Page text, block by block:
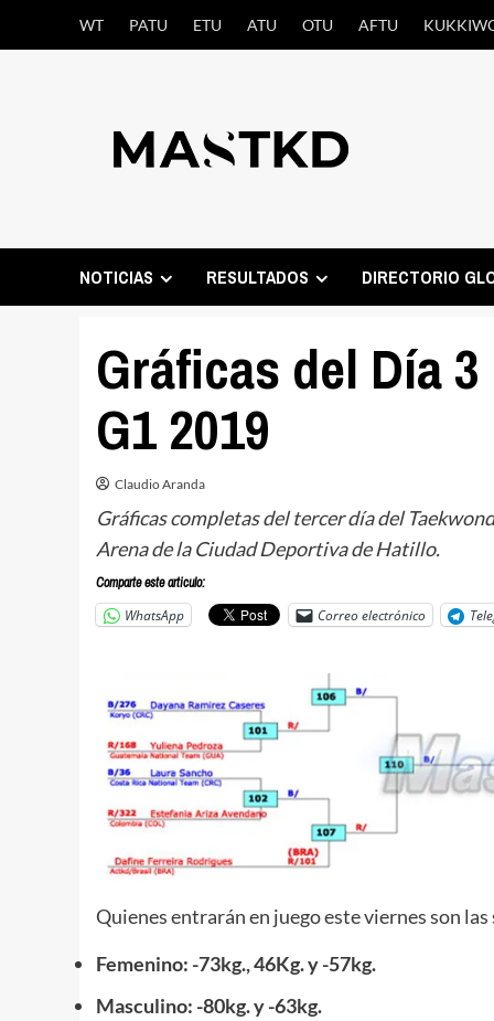
WT PATU ETU ATU OTU AFTU
NOTICIAS RESULTADOS DIRECTORIO
Gráficas del Día
G1 2019
Claudio Aranda
Gráficas completas del tercer día del
Arena de la Ciudad Deportiva de Hatillo.
Comparte este articulo:
WhatsApp Correo electrónico
Quienes entrarán en juego este viernes son
Femenino: -73kg., 46Kg. y -57kg.
Masculino: -80kg. y -63kg.